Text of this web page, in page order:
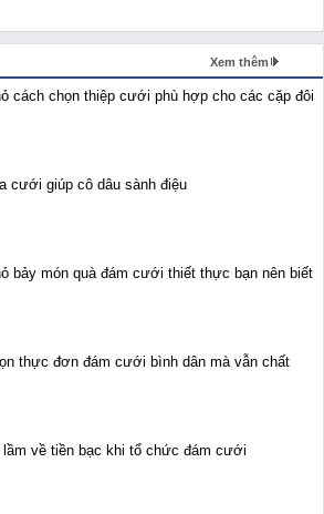
Xem thêm
cách chọn thiệp cưới phù hợp cho các cặp đôi
cưới giúp cô dâu sành điệu
bảy món quà đám cưới thiết thực bạn nên biết
thực đơn đám cưới bình dân mà vẫn chất
lầm về tiền bạc khi tổ chức đám cưới